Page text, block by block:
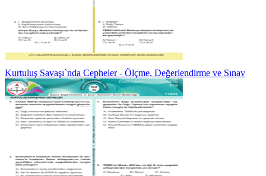
Kurtuluş Savaşı`nda Cepheler - Ölçme, Değerlendirme ve Sınav